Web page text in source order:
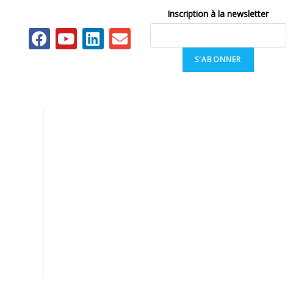
Inscription à la newsletter
S'ABONNER